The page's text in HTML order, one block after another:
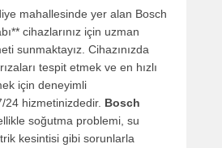
mahallesinde yer alan Bosch
cihazlarınız için uzman
sunmaktayız. Cihazınızda
tespit etmek ve en hızlı
için deneyimli
24 hizmetinizdedir. Bosch
soğutma problemi, su
kesintisi gibi sorunlarla